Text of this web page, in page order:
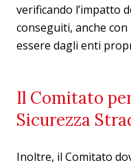
verificando l’impatto
conseguiti, anche
essere dagli enti
Il Comitato
Sicurezza
Inoltre, il Comitato